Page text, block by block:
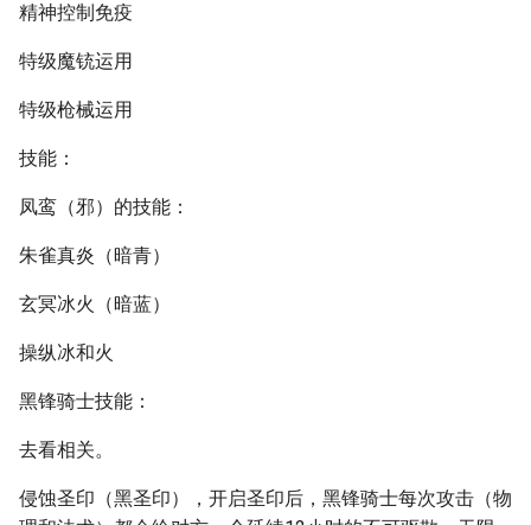
精神控制免疫
特级魔铳运用
特级枪械运用
技能：
凤鸾（邪）的技能：
朱雀真炎（暗青）
玄冥冰火（暗蓝）
操纵冰和火
黑锋骑士技能：
去看相关。
侵蚀圣印（黑圣印），开启圣印后，黑锋骑士每次攻击（物